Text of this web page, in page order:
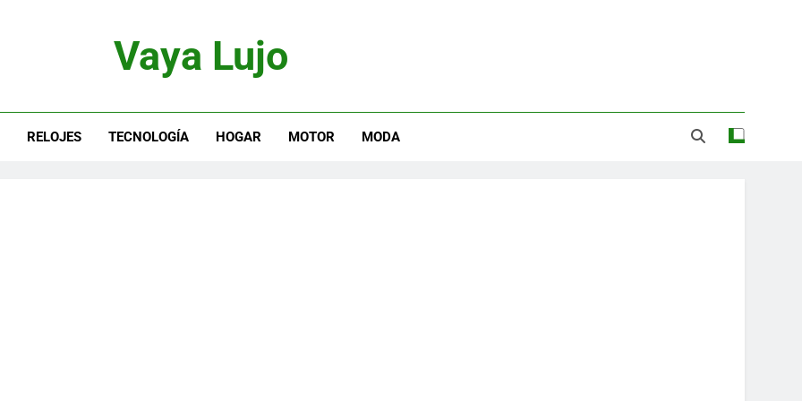
Vaya Lujo
RELOJES TECNOLOGÍA HOGAR MOTOR MODA